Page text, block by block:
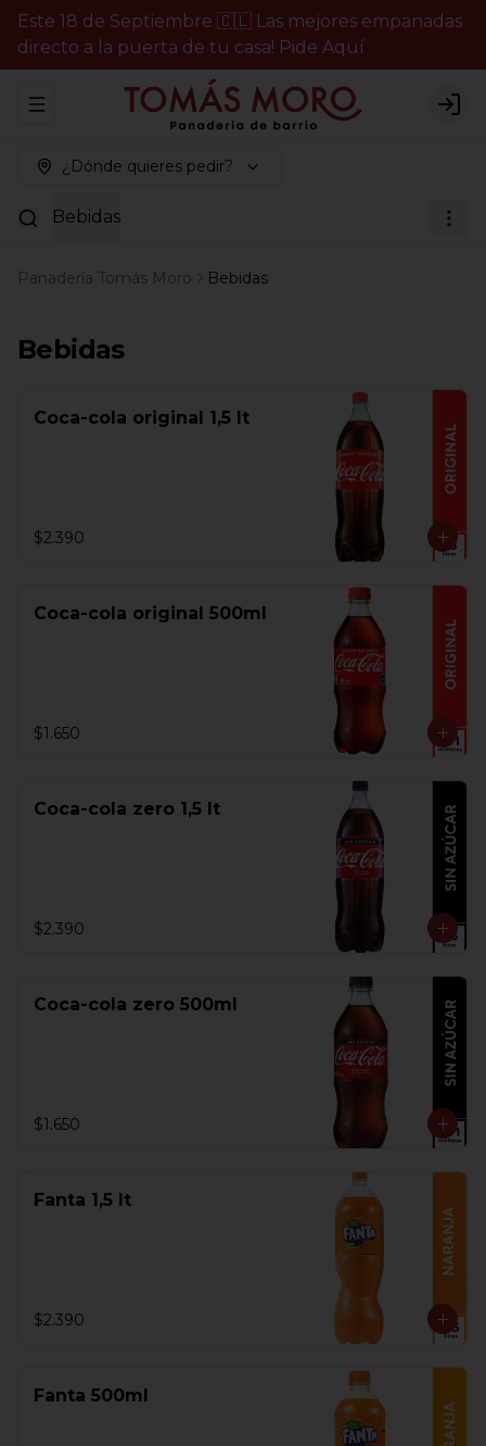
Este 18 de Septiembre 🇨🇱 Las mejores empanadas
directo a la puerta de tu casa! Pide Aquí
Abrir menu de navegación
¿Dónde quieres pedir?
Bebidas
Panadería Tomás Moro Bebidas
Bebidas
Coca-cola original 1,5 lt
$2.390
Coca-cola original 500ml
$1.650
Coca-cola zero 1,5 lt
$2.390
Coca-cola zero 500ml
$1.650
Fanta 1,5 lt
$2.390
Fanta 500ml